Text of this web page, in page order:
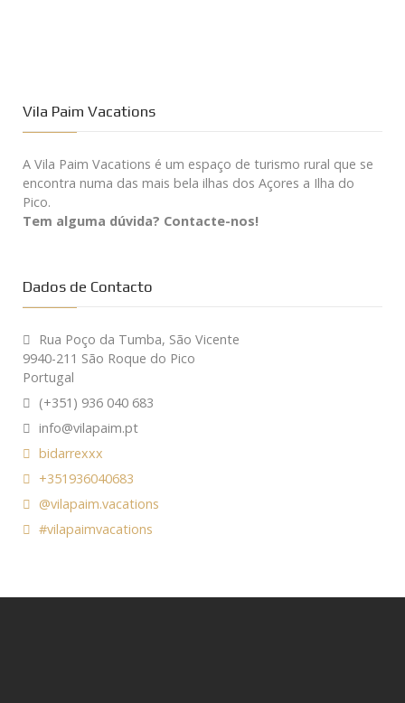
Vila Paim Vacations
A Vila Paim Vacations é um espaço de turismo rural que se
encontra numa das mais bela ilhas dos Açores a Ilha do
Pico.
Tem alguma dúvida? Contacte-nos!
Dados de Contacto
Rua Poço da Tumba, São Vicente
9940-211 São Roque do Pico
Portugal
(+351) 936 040 683
info@vilapaim.pt
bidarrexxx
+351936040683
@vilapaim.vacations
#vilapaimvacations